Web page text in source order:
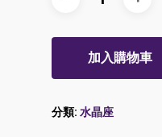
加入購物車
分類: 水晶座